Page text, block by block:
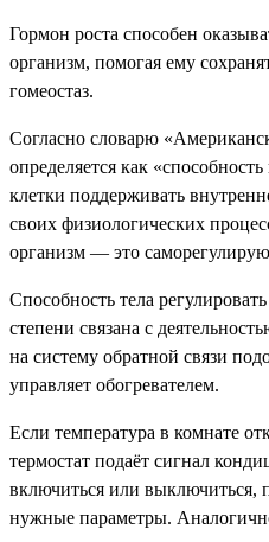
Гормон роста способен
организм, помогая ему
гомеостаз.
Согласно словарю
определяется как
клетки поддерживать
своих физиологических
организм — это
Способность тела
степени связана с
на систему обратной связи
управляет обогревателем.
Если температура в комнате
термостат подаёт сигнал
включиться или выключиться,
нужные параметры.